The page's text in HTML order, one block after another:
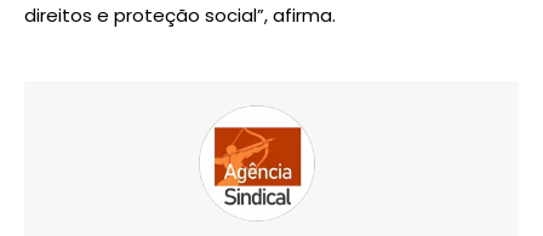
direitos e proteção social”, afirma.